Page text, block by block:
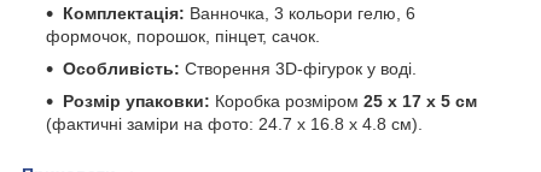
Комплектація: Ванночка, 3 кольори гелю, 6
формочок, порошок, пінцет, сачок.
Особливість: Створення 3D-фігурок у воді.
Розмір упаковки: Коробка розміром 25 х 17 х 5 см
(фактичні заміри на фото: 24.7 х 16.8 х 4.8 см).